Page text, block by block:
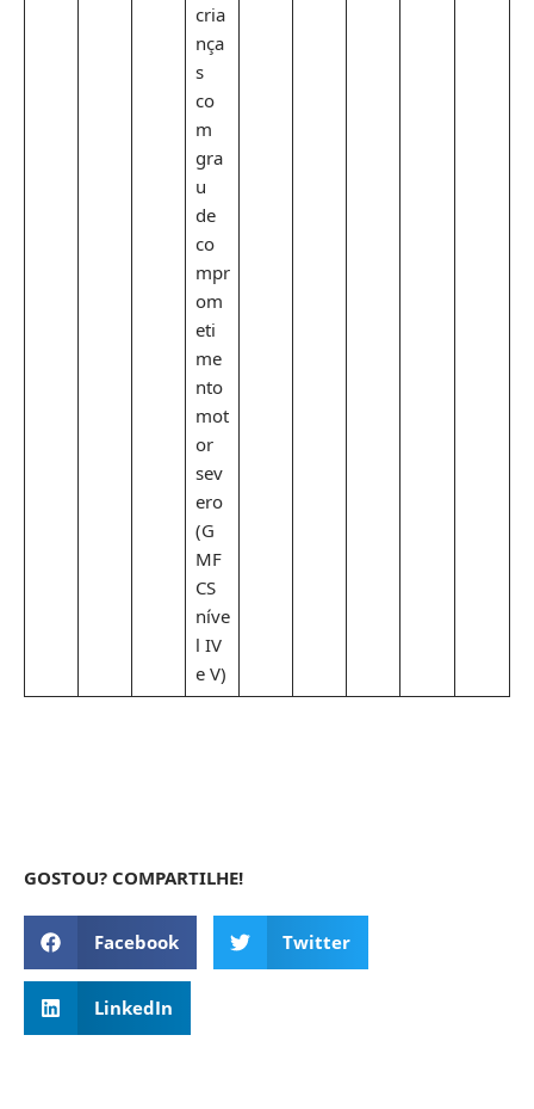
cria
nça
s
co
m
gra
u
de
co
mpr
om
eti
me
nto
mot
or
sev
ero
(G
MF
CS
níve
l IV
e V)
GOSTOU? COMPARTILHE!
Facebook Twitter
LinkedIn